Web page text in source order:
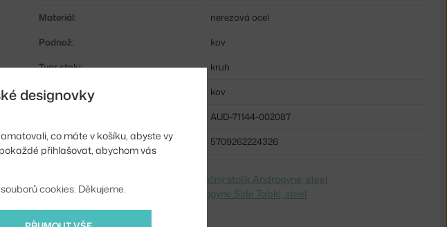
Materiál:
nerezová ocel
Podnož:
kov
Tvar stolu:
kruh
Deska stolu:
kov
AUD-71144-002087
EAN
5709262224326
Konferenčný stolík Androgyne, steel
Shopping from the EU? Switch to
Androgyne Side Table, steel
designovky
co máte v košíku, abyste vy
přihlašovat, abychom vás
cookies. Děkujeme.